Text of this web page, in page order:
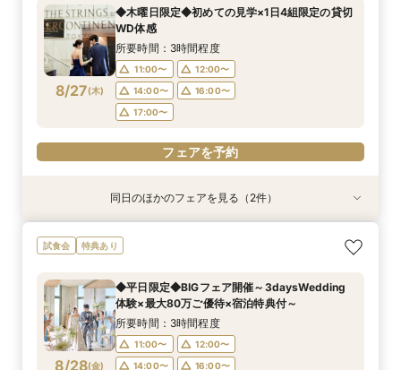
8/26(水)
13:00〜
15:00〜
16:00〜
17:00〜
フェアを予約
8/26(水)
11:00〜
13:00〜
15:00〜
フェアを予約
8/27(木)
◆木曜日限定◆初めての見学×1日4組限定の貸切
WD体感
所要時間：3時間程度
11:00〜
12:00〜
14:00〜
16:00〜
17:00〜
フェアを予約
8/27(木)
【オンライン相談会】ご自宅からPCやスマホに
て
13:00〜
14:00〜
15:00〜
16:00〜
17:00〜
8/27(木)
90分で完結◆お得なブライダルフェア◆
11:00〜
13:00〜
15:00〜
17:00〜
フェアを予約
同日のほかのフェアを見る（2件）
試食会 特典あり
8/28(金)
◆平日限定◆BIGフェア開催～3daysWedding
体験×最大80万ご優待×宿泊特典付～
所要時間：3時間程度
11:00〜
12:00〜
14:00〜
16:00〜